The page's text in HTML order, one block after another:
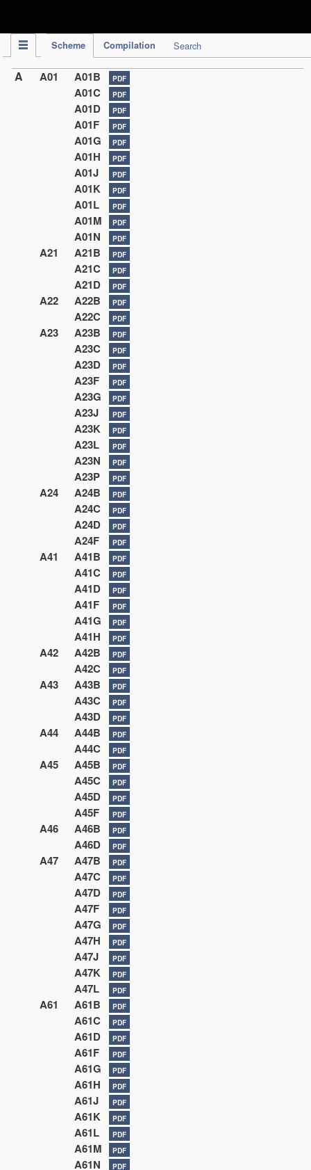
Scheme Compilation Search
A A01 A01B PDF
A01C PDF
A01D PDF
A01F PDF
A01G PDF
A01H PDF
A01J PDF
A01K PDF
A01L PDF
A01M PDF
A01N PDF
A21 A21B PDF
A21C PDF
A21D PDF
A22 A22B PDF
A22C PDF
A23 A23B PDF
A23C PDF
A23D PDF
A23F PDF
A23G PDF
A23J PDF
A23K PDF
A23L PDF
A23N PDF
A23P PDF
A24 A24B PDF
A24C PDF
A24D PDF
A24F PDF
A41 A41B PDF
A41C PDF
A41D PDF
A41F PDF
A41G PDF
A41H PDF
A42 A42B PDF
A42C PDF
A43 A43B PDF
A43C PDF
A43D PDF
A44 A44B PDF
A44C PDF
A45 A45B PDF
A45C PDF
A45D PDF
A45F PDF
A46 A46B PDF
A46D PDF
A47 A47B PDF
A47C PDF
A47D PDF
A47F PDF
A47G PDF
A47H PDF
A47J PDF
A47K PDF
A47L PDF
A61 A61B PDF
A61C PDF
A61D PDF
A61F PDF
A61G PDF
A61H PDF
A61J PDF
A61K PDF
A61L PDF
A61M PDF
A61N PDF